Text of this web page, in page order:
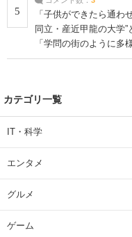
5
「子供ができたら通
同立・産近甲龍の大学
「学問の街のように多
| 大学 ねとらぼリサーチ
カテゴリ一覧
IT・科学
エンタメ
グルメ
ゲーム